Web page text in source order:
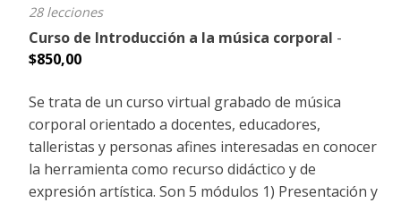
28 lecciones
Curso de Introducción a la música corporal -
$850,00
Se trata de un curso virtual grabado de música
corporal orientado a docentes, educadores,
talleristas y personas afines interesadas en conocer
la herramienta como recurso didáctico y de
expresión artística. Son 5 módulos 1) Presentación y